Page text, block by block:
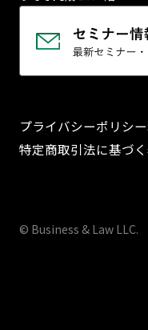
プライバシーポリシー
特定商取引法に基づ
© Business & Law LLC.